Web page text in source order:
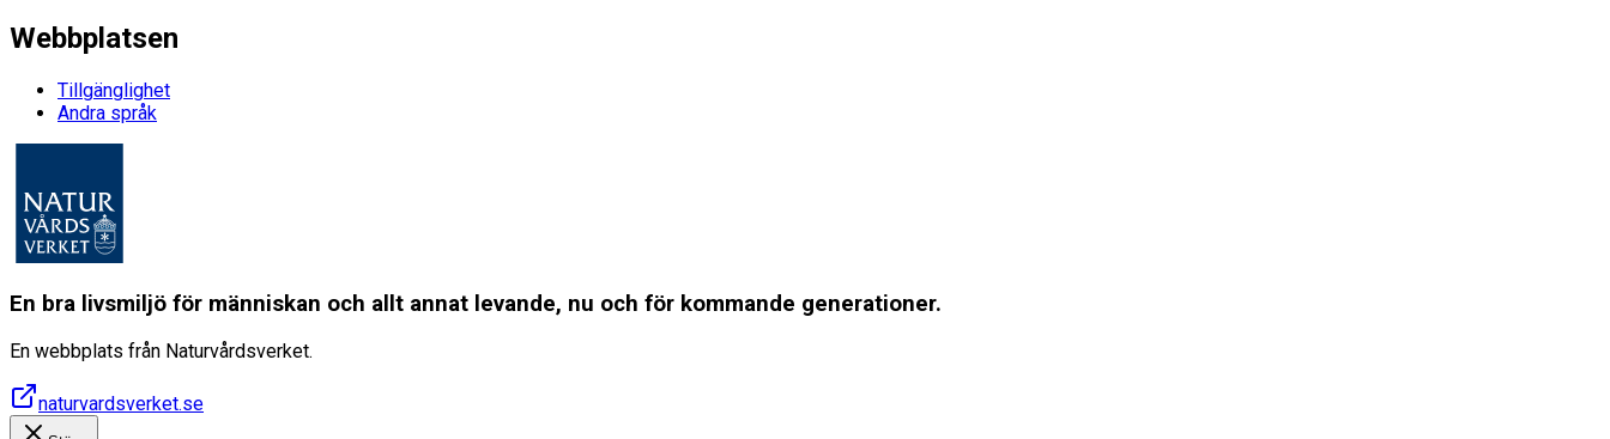
Webbplatsen
Tillgänglighet
Andra språk
En bra livsmiljö för människan och allt annat levande, nu och för kommande generationer.
En webbplats från Naturvårdsverket.
naturvardsverket.se